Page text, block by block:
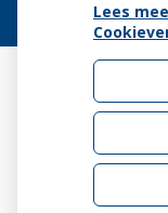
Privacy verklaring
Lees